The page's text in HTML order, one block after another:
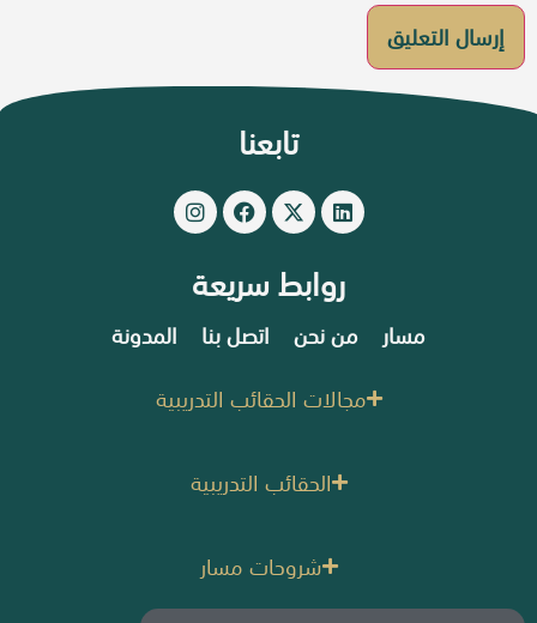
تابعنا
روابط سريعة
مسار من نحن اتصل بنا
المدونة
مجالات الحقائب التدريبية
الحقائب التدريبية
شروحات مسار